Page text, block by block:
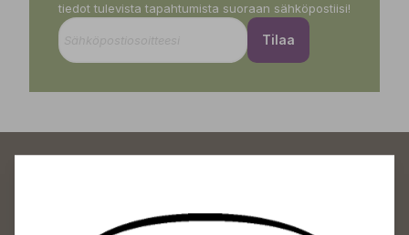
tiedot tulevista tapahtumista suoraan sähköpostiisi!
Tilaa